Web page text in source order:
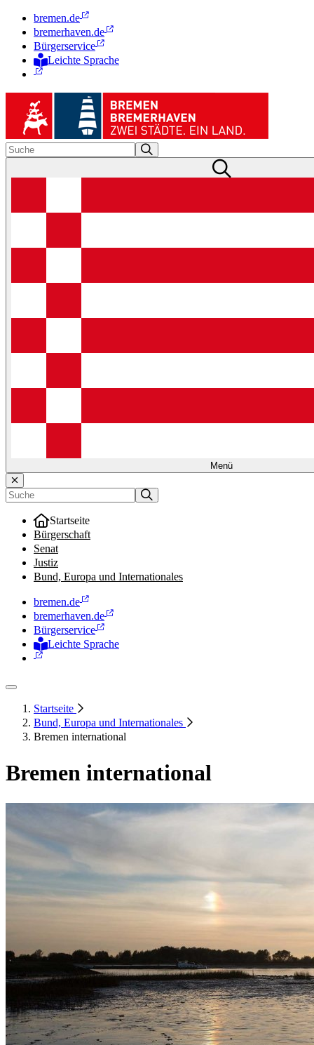
bremen.de
bremerhaven.de
Bürgerservice
Leichte Sprache
Zur Deutschen Gebärdensprache
Menü
Startseite
Bürgerschaft
Senat
Justiz
Bund, Europa und Internationales
bremen.de
bremerhaven.de
Bürgerservice
Leichte Sprache
Zur Deutschen Gebärdensprache
Startseite
Bund, Europa und Internationales
Bremen international
Bremen international